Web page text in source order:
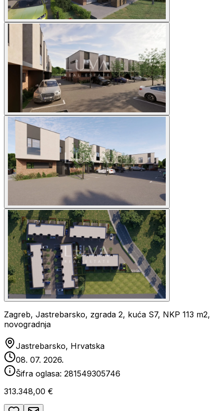
Zagreb, Jastrebarsko, zgrada 2, kuća S7, NKP 113 m2,
novogradnja
Jastrebarsko, Hrvatska
08. 07. 2026.
Šifra oglasa: 281549305746
313.348,00 €